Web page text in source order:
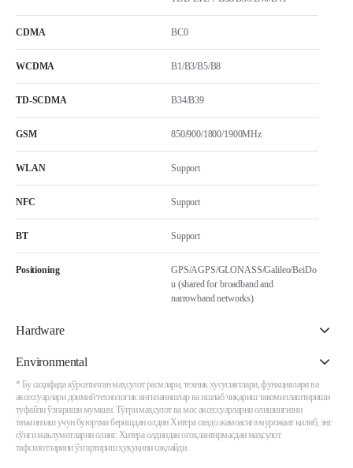
CDMA BC0
WCDMA B1/B3/B5/B8
TD-SCDMA B34/B39
GSM 850/900/1800/1900MHz
WLAN Support
NFC Support
BT Support
Positioning
GPS/AGPS/GLONASS/Galileo/BeiDo
u (shared for broadband and
narrowband networks)
Hardware
Environmental
* Бу саҳифада кўрсатилган маҳсулот расмлари, техник хусусиятлари, функциялари ва
аксессуарлари доимий технологик янгиланишлар ва ишлаб чиқариш такомиллаштириши
туфайли ўзгариши мумкин. Тўғри маҳсулот ва мос аксессуарларни олишингизни
таъминлаш учун буюртма беришдан олдин Хитера савдо жамоасига мурожаат қилиб, энг
сўнги маълумотларни олинг. Хитера олдиндан огоҳлантирмасдан маҳсулот
тафсилотларини ўзгартириш ҳуқуқини сақлайди.